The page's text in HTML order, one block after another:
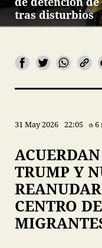
tras disturbios
31 May 2026 22:05 6
TRUMP Y
CENTRO